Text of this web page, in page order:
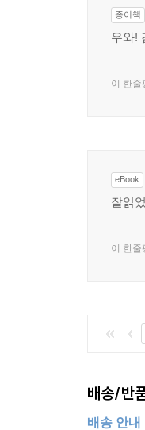
종이책
우와!
이 한줄
eBook
잘읽
이 한줄
배송/반
배송 안내